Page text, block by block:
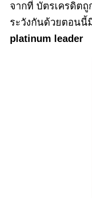
จากที่ บัตรเครดิต
ระวังกันด้วยตอนนี้
platinum leader